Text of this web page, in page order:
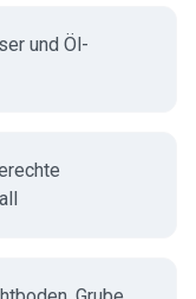
und Öl-